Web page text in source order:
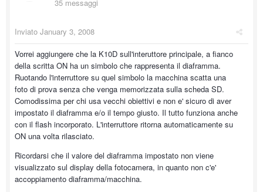
35 messaggi
Inviato January 3, 2008
Vorrei aggiungere che la K10D sull'interuttore principale, a fianco
della scritta ON ha un simbolo che rappresenta il diaframma.
Ruotando l'interruttore su quel simbolo la macchina scatta una
foto di prova senza che venga memorizzata sulla scheda SD.
Comodissima per chi usa vecchi obiettivi e non e' sicuro di aver
impostato il diaframma e/o il tempo giusto. Il tutto funziona anche
con il flash incorporato. L'interruttore ritorna automaticamente su
ON una volta rilasciato.
Ricordarsi che il valore del diaframma impostato non viene
visualizzato sul display della fotocamera, in quanto non c'e'
accoppiamento diaframma/macchina.